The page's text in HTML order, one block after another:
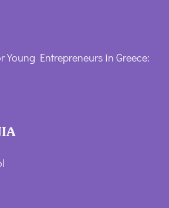
Young Entrepreneurs in Greece: